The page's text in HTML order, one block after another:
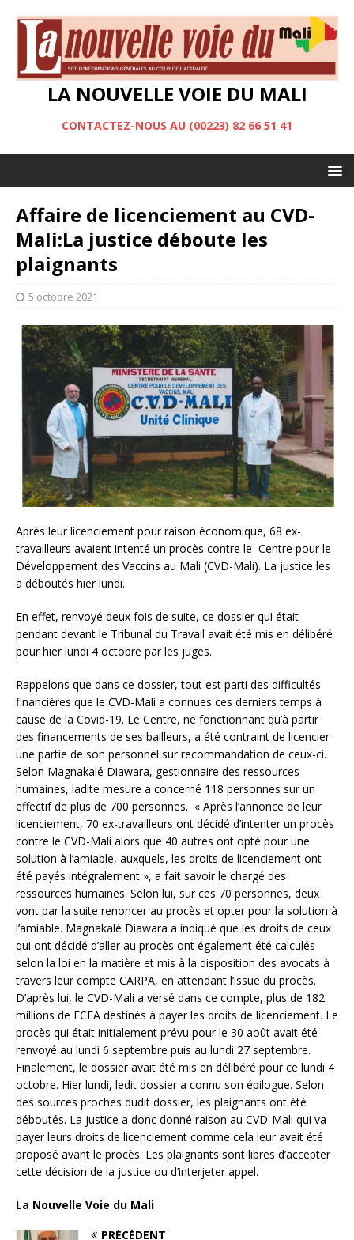
LA NOUVELLE VOIE DU MALI
CONTACTEZ-NOUS AU (00223) 82 66 51 41
Affaire de licenciement au CVD-
Mali:La justice déboute les
plaignants
5 octobre 2021
Après leur licenciement pour raison économique, 68 ex-
travailleurs avaient intenté un procès contre le Centre pour le
Développement des Vaccins au Mali (CVD-Mali). La justice les
a déboutés hier lundi.
En effet, renvoyé deux fois de suite, ce dossier qui était
pendant devant le Tribunal du Travail avait été mis en délibéré
pour hier lundi 4 octobre par les juges.
Rappelons que dans ce dossier, tout est parti des difficultés
financières que le CVD-Mali a connues ces derniers temps à
cause de la Covid-19. Le Centre, ne fonctionnant qu’à partir
des financements de ses bailleurs, a été contraint de licencier
une partie de son personnel sur recommandation de ceux-ci.
Selon Magnakalé Diawara, gestionnaire des ressources
humaines, ladite mesure a concerné 118 personnes sur un
effectif de plus de 700 personnes. « Après l’annonce de leur
licenciement, 70 ex-travailleurs ont décidé d’intenter un procès
contre le CVD-Mali alors que 40 autres ont opté pour une
solution à l’amiable, auxquels, les droits de licenciement ont
été payés intégralement », a fait savoir le chargé des
ressources humaines. Selon lui, sur ces 70 personnes, deux
vont par la suite renoncer au procès et opter pour la solution à
l’amiable. Magnakalé Diawara a indiqué que les droits de ceux
qui ont décidé d’aller au procès ont également été calculés
selon la loi en la matière et mis à la disposition des avocats à
travers leur compte CARPA, en attendant l’issue du procès.
D’après lui, le CVD-Mali a versé dans ce compte, plus de 182
millions de FCFA destinés à payer les droits de licenciement. Le
procès qui était initialement prévu pour le 30 août avait été
renvoyé au lundi 6 septembre puis au lundi 27 septembre.
Finalement, le dossier avait été mis en délibéré pour ce lundi 4
octobre. Hier lundi, ledit dossier a connu son épilogue. Selon
des sources proches dudit dossier, les plaignants ont été
déboutés. La justice a donc donné raison au CVD-Mali qui va
payer leurs droits de licenciement comme cela leur avait été
proposé avant le procès. Les plaignants sont libres d’accepter
cette décision de la justice ou d’interjeter appel.
La Nouvelle Voie du Mali
PRÉCÉDENT